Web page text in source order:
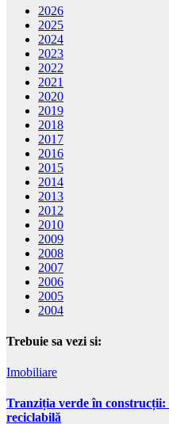
2026
2025
2024
2023
2022
2021
2020
2019
2018
2017
2016
2015
2014
2013
2012
2010
2009
2008
2007
2006
2005
2004
Trebuie sa vezi si:
Imobiliare
Tranziția verde în
reciclabilă